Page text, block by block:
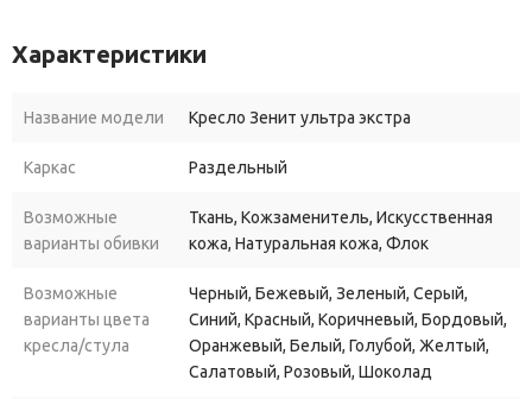
Отличие серии УЛЬТРА
сидения кресла, что дает маленький объем в разобранном
виде. Объем коробки обычного кресла руководителя - это 0,35
вид кресел стал более презентабельным, а вот цена кресла
стала значительно стала ниже, чем у обычных кресел.
широкими подлокотниками, что без сомнения, является более
удобно и визуально более гармонично.
Характеристики
Название модели Кресло Зенит ультра экстра
Каркас Раздельный
Возможные
варианты обивки
Ткань, Кожзаменитель, Искусственная
кожа, Натуральная кожа, Флок
Возможные
варианты цвета
кресла/стула
Черный, Бежевый, Зеленый, Серый,
Синий, Красный, Коричневый, Бордовый,
Оранжевый, Белый, Голубой, Желтый,
Салатовый, Розовый, Шоколад